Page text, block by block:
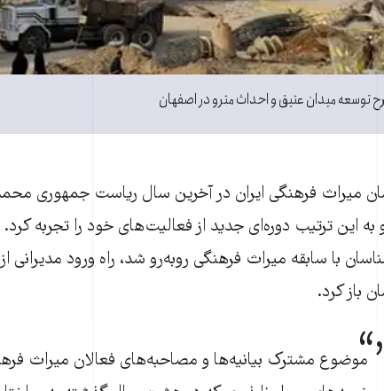
توسعه میدان عتیق و احداث مترو در اصفهان
میراث فرهنگی ایران در آخرین سال ریاست جمهوری
این ترتیب دوره‌ای جدید از فعالیت‌های خود را تجربه
با سابقه میراث فرهنگی روبه‌رو شد، راه ورود مدیرانی
باز کرد.
موضوع مشترک بیانیه‌ها و مصاحبه‌های فعالان میراث